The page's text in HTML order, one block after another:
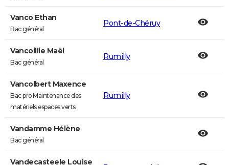
Vanco Ethan
Bac général
Pont-de-Chéruy
Vancoillie Maël
Bac général
Rumilly
Vancolbert Maxence
Bac pro Maintenance des
matériels espaces verts
Rumilly
Vandamme Hélène
Bac général
Vandecasteele Louise